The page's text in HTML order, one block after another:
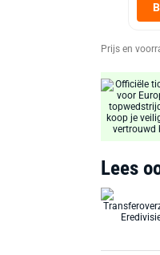
Prijs en
Lees